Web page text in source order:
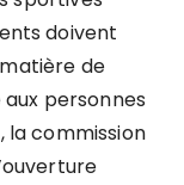
doivent
de
personnes
la commission